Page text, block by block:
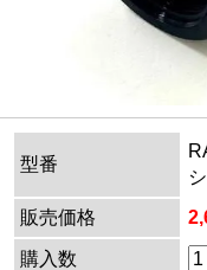
型番
販売価格
購入数